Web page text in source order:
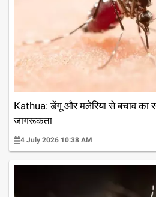
Kathua: डेंगू और मलेरिया से बचाव का
जागरूकता
4 July 2026 10:38 AM